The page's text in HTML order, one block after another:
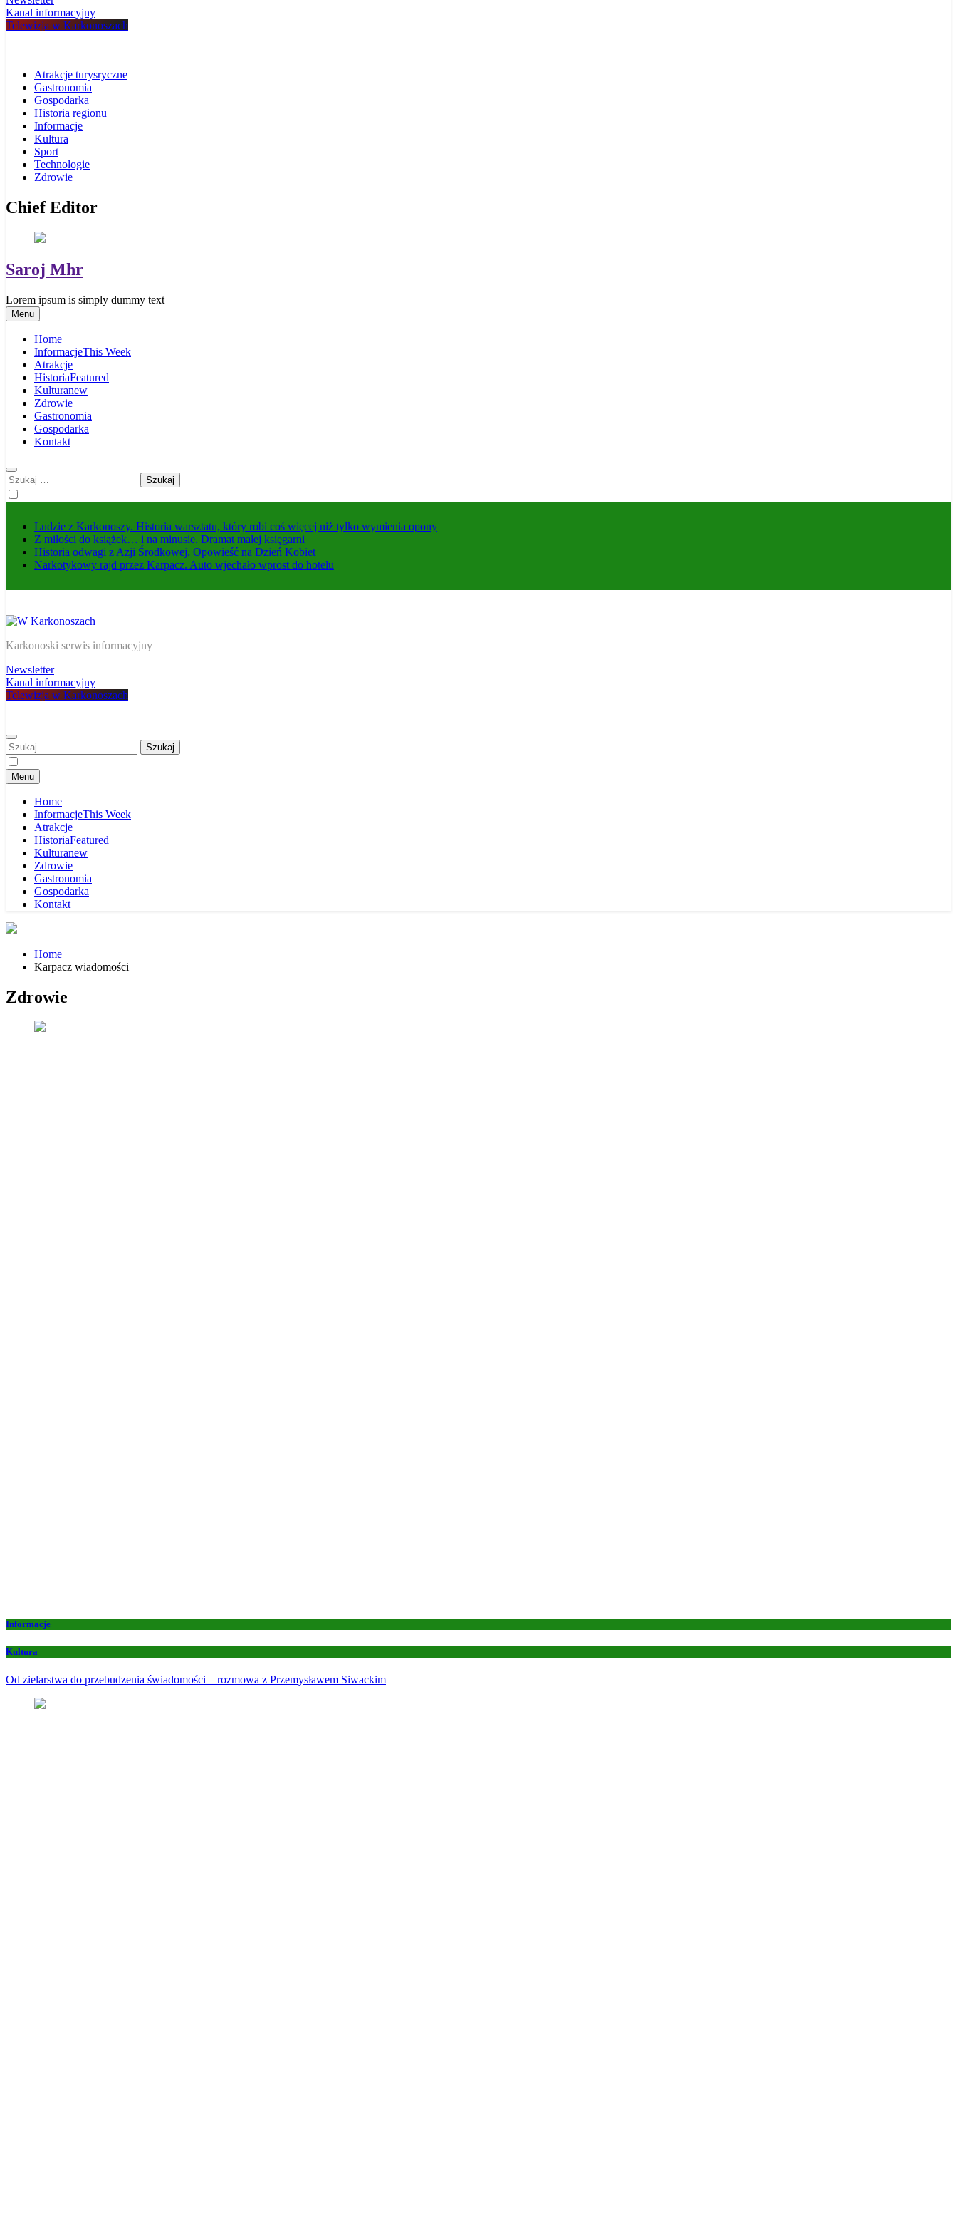
Kanal informacyjny
Telewizja w Karkonoszach
Atrakcje turysryczne
Gastronomia
Gospodarka
Historia regionu
Informacje
Kultura
Sport
Technologie
Zdrowie
Chief Editor
Saroj Mhr
Lorem ipsum is simply dummy text
Menu
Home
InformacjeThis Week
Atrakcje
HistoriaFeatured
Kulturanew
Zdrowie
Gastronomia
Gospodarka
Kontakt
Szukaj:
Ludzie z Karkonoszy. Historia warsztatu, który robi coś więcej niż tylko wymienia opony
Z miłości do książek… i na minusie. Dramat małej księgarni
Historia odwagi z Azji Środkowej. Opowieść na Dzień Kobiet
Narkotykowy rajd przez Karpacz. Auto wjechało wprost do hotelu
W Karkonoszach
Karkonoski serwis informacyjny
Newsletter
Kanal informacyjny
Telewizja w Karkonoszach
Szukaj:
Menu
Home
InformacjeThis Week
Atrakcje
HistoriaFeatured
Kulturanew
Zdrowie
Gastronomia
Gospodarka
Kontakt
Home
Karpacz wiadomości
Zdrowie
Informacje
Kultura
Od zielarstwa do przebudzenia świadomości – rozmowa z Przemysławem Siwackim